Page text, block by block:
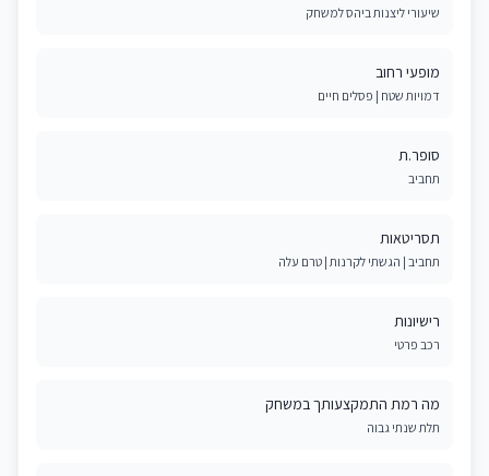
שיעורי ליצנות ביהס למשחק
מופעי רחוב
דמויות שטח | פסלים חיים
סופר.ת
תחביב
תסריטאות
תחביב | הגשתי לקרנות | טרם עלה
רישיונות
רכב פרטי
מה רמת התמקצעותך במשחק
תלת שנתי גבוה